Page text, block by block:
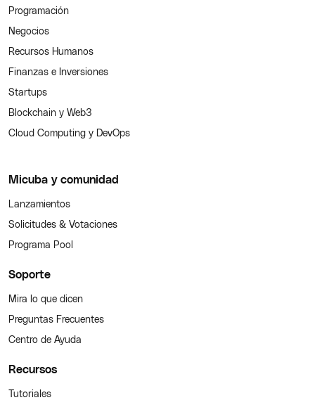
Programación
Negocios
Recursos Humanos
Finanzas e Inversiones
Startups
Blockchain y Web3
Cloud Computing y DevOps
Micuba y comunidad
Lanzamientos
Solicitudes & Votaciones
Programa Pool
Soporte
Mira lo que dicen
Preguntas Frecuentes
Centro de Ayuda
Recursos
Tutoriales